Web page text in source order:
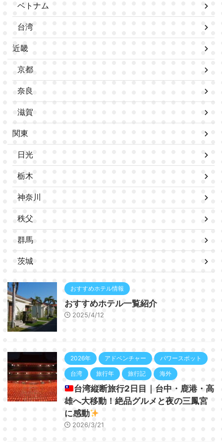
ベトナム
台湾
近畿
京都
奈良
滋賀
関東
日光
栃木
神奈川
秩父
群馬
茨城
おすすめホテル情報
おすすめホテル一覧紹介
2025/4/12
2026年 アドベンチャー パワースポット
台湾 旅行年 旅行記 海外
台湾縦断旅行2日目｜台中・鹿港・高
雄へ大移動！絶品グルメと夜の三鳳宮
に感動
2026/3/21